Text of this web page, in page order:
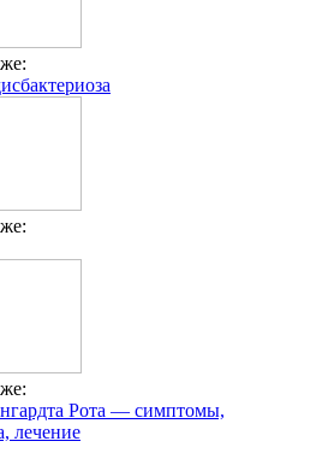
Рота — симптомы,
лечение